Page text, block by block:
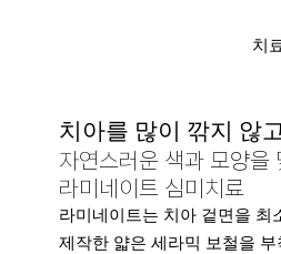
치
치아를 많이 깎지 않
자연스러운 색과 모양을
라미네이트 심미치료
라미네이트는 치아 겉면을 최
제작한 얇은 세라믹 보철을